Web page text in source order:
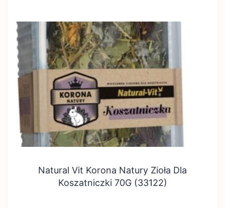
Natural Vit Korona Natury Zioła Dla
Koszatniczki 70G (33122)